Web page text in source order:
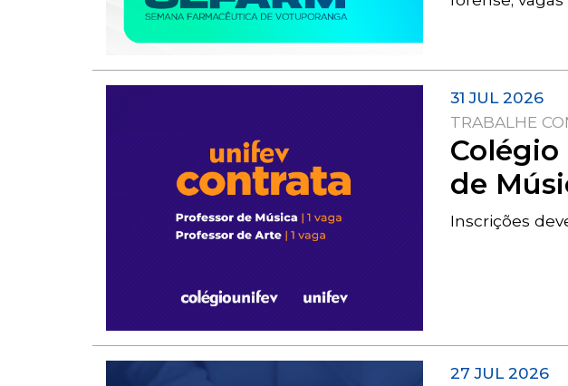
31 JUL 2026
TRABALHE
de
Inscrições
27 JUL 2026